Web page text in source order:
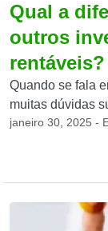
Qual a
outros
rentáveis?
Quando se fala
muitas dúvidas
janeiro 30, 2025 -